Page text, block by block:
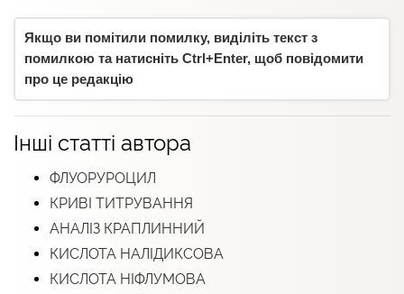
Якщо ви помітили помилку, виділіть текст з
помилкою та натисніть Ctrl+Enter, щоб повідомити
про це редакцію
Інші статті автора
ФЛУОРУРОЦИЛ
КРИВІ ТИТРУВАННЯ
АНАЛІЗ КРАПЛИННИЙ
КИСЛОТА НАЛІДИКСОВА
КИСЛОТА НІФЛУМОВА